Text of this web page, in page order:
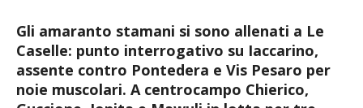
Gli amaranto stamani si sono allenati a Le
Caselle: punto interrogativo su Iaccarino,
assente contro Pontedera e Vis Pesaro per
noie muscolari. A centrocampo Chierico,